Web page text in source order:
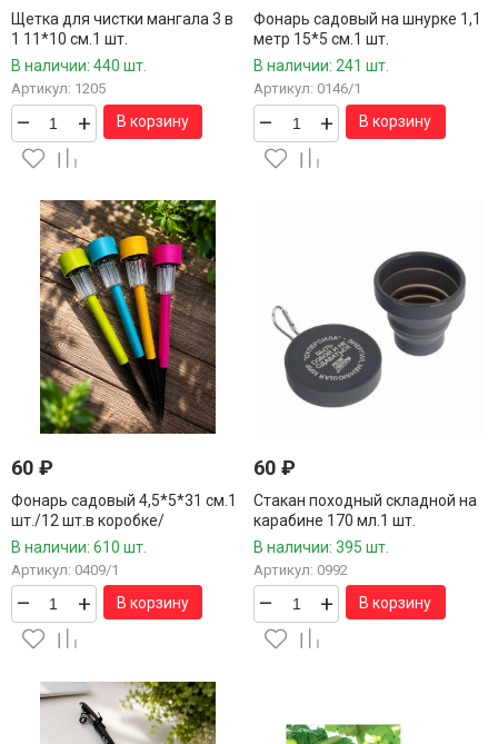
Щетка для чистки мангала 3 в
1 11*10 см.1 шт.
В наличии: 440 шт.
Артикул: 1205
– + В корзину
Фонарь садовый на шнурке 1,1
метр 15*5 см.1 шт.
В наличии: 241 шт.
Артикул: 0146/1
– + В корзину
60 ₽
Фонарь садовый 4,5*5*31 см.1
шт./12 шт.в коробке/
В наличии: 610 шт.
Артикул: 0409/1
– + В корзину
60₽
Стакан походный складной на
карабине 170 мл.1 шт.
В наличии: 395 шт.
Артикул: 0992
– + В корзину